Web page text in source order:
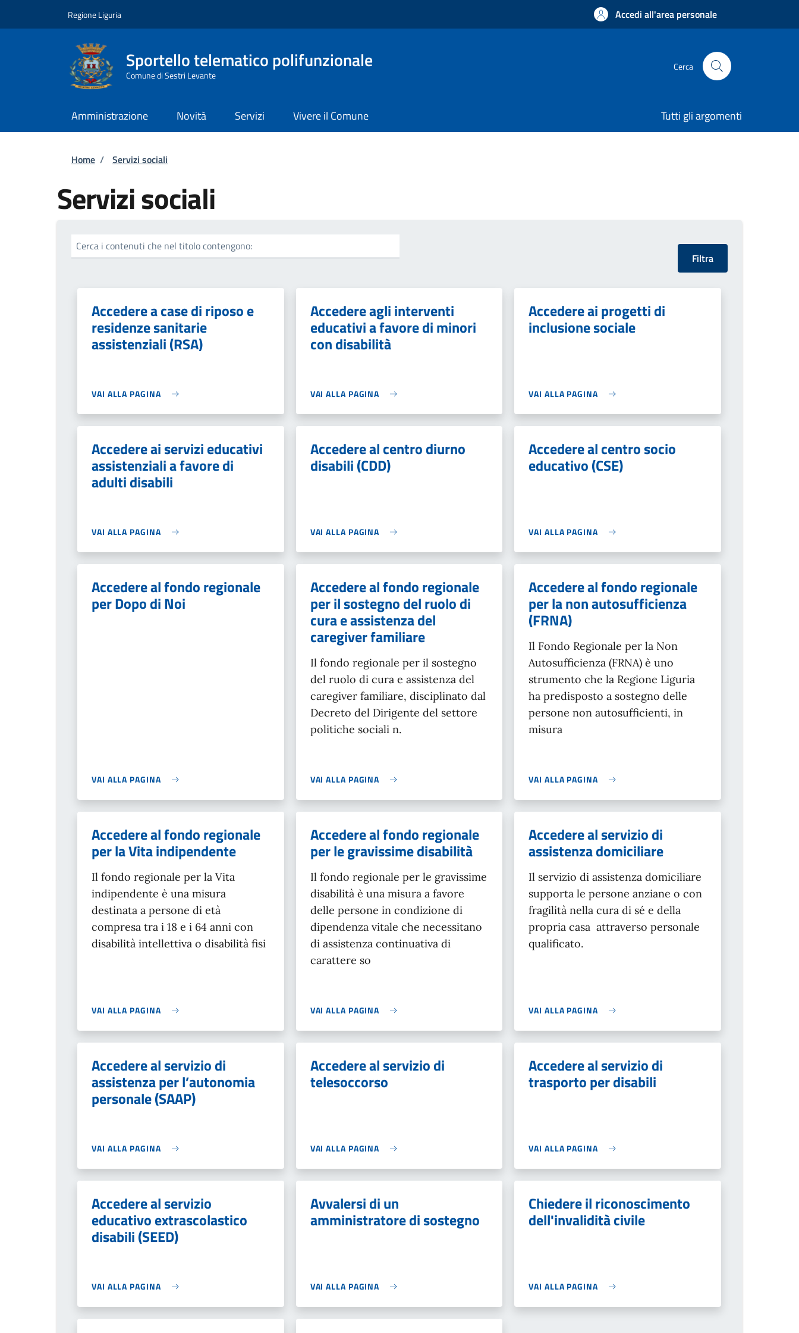
Regione Liguria Accedi all'area personale
Sportello telematico polifunzionale
Comune di Sestri Levante
Cerca
Amministrazione Novità Servizi Vivere il Comune Tutti gli argomenti
Briciole di pane
Home / Servizi sociali
Servizi sociali
Cerca i contenuti che nel titolo contengono:
Accedere a case di riposo e
residenze sanitarie
assistenziali (RSA)
VAI ALLA PAGINA
Accedere agli interventi
educativi a favore di minori
con disabilità
VAI ALLA PAGINA
Accedere ai progetti di
inclusione sociale
VAI ALLA PAGINA
Accedere ai servizi educativi
assistenziali a favore di
adulti disabili
VAI ALLA PAGINA
Accedere al centro diurno
disabili (CDD)
VAI ALLA PAGINA
Accedere al centro socio
educativo (CSE)
VAI ALLA PAGINA
Accedere al fondo regionale
per Dopo di Noi
VAI ALLA PAGINA
Accedere al fondo regionale
per il sostegno del ruolo di
cura e assistenza del
caregiver familiare
Il fondo regionale per il sostegno
del ruolo di cura e assistenza del
caregiver familiare, disciplinato dal
Decreto del Dirigente del settore
politiche sociali n.
VAI ALLA PAGINA
Accedere al fondo regionale
per la non autosufficienza
(FRNA)
Il Fondo Regionale per la Non
Autosufficienza (FRNA) è uno
strumento che la Regione Liguria
ha predisposto a sostegno delle
persone non autosufficienti, in
misura
VAI ALLA PAGINA
Accedere al fondo regionale
per la Vita indipendente
Il fondo regionale per la Vita
indipendente è una misura
destinata a persone di età
compresa tra i 18 e i 64 anni con
disabilità intellettiva o disabilità fisi
VAI ALLA PAGINA
Accedere al fondo regionale
per le gravissime disabilità
Il fondo regionale per le gravissime
disabilità è una misura a favore
delle persone in condizione di
dipendenza vitale che necessitano
di assistenza continuativa di
carattere so
VAI ALLA PAGINA
Accedere al servizio di
assistenza domiciliare
Il servizio di assistenza domiciliare
supporta le persone anziane o con
fragilità nella cura di sé e della
propria casa attraverso personale
qualificato.
VAI ALLA PAGINA
Accedere al servizio di
assistenza per l’autonomia
personale (SAAP)
VAI ALLA PAGINA
Accedere al servizio di
telesoccorso
VAI ALLA PAGINA
Accedere al servizio di
trasporto per disabili
VAI ALLA PAGINA
Accedere al servizio
educativo extrascolastico
disabili (SEED)
VAI ALLA PAGINA
Avvalersi di un
amministratore di sostegno
VAI ALLA PAGINA
Chiedere il riconoscimento
dell'invalidità civile
VAI ALLA PAGINA